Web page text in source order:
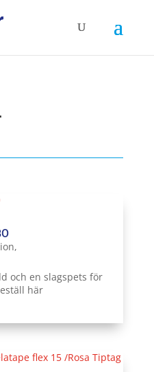
,
och en slagspets för
här